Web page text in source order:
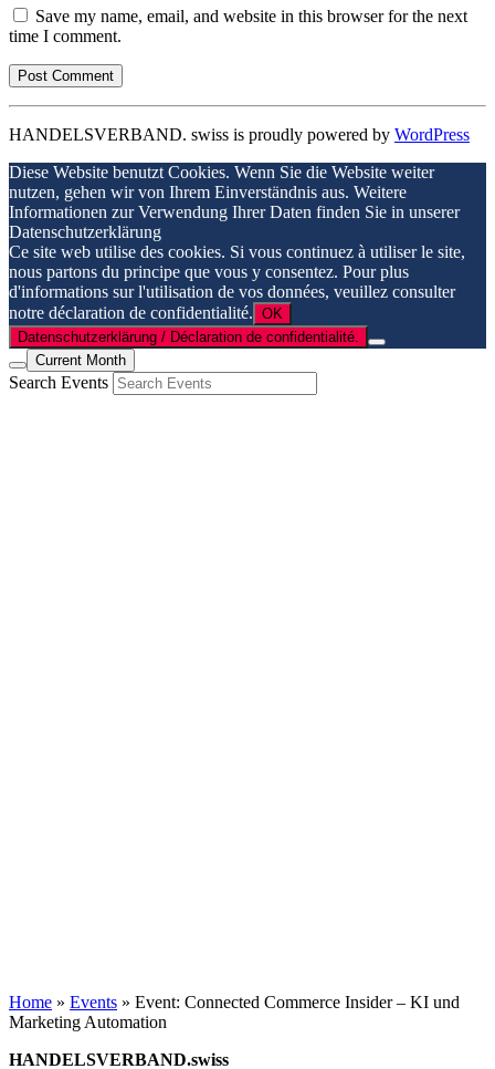
Save my name, email, and website in this browser for the next
time I comment.
HANDELSVERBAND. swiss is proudly powered by WordPress
Diese Website benutzt Cookies. Wenn Sie die Website weiter
nutzen, gehen wir von Ihrem Einverständnis aus. Weitere
Informationen zur Verwendung Ihrer Daten finden Sie in unserer
Datenschutzerklärung
Ce site web utilise des cookies. Si vous continuez à utiliser le site,
nous partons du principe que vous y consentez. Pour plus
d'informations sur l'utilisation de vos données, veuillez consulter
notre déclaration de confidentialité. OK
Datenschutzerklärung / Déclaration de confidentialité.
Current Month
Search Events
Home » Events » Event: Connected Commerce Insider – KI und
Marketing Automation
HANDELSVERBAND.swiss